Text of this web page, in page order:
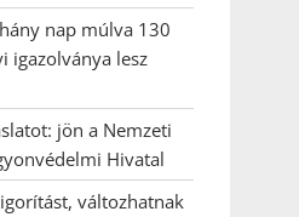
nap múlva 130
igazolványa lesz
jön a Nemzeti
Hivatal
változhatnak